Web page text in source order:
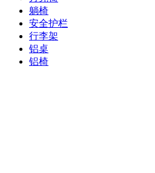
躺椅
安全护栏
行李架
铝桌
铝椅